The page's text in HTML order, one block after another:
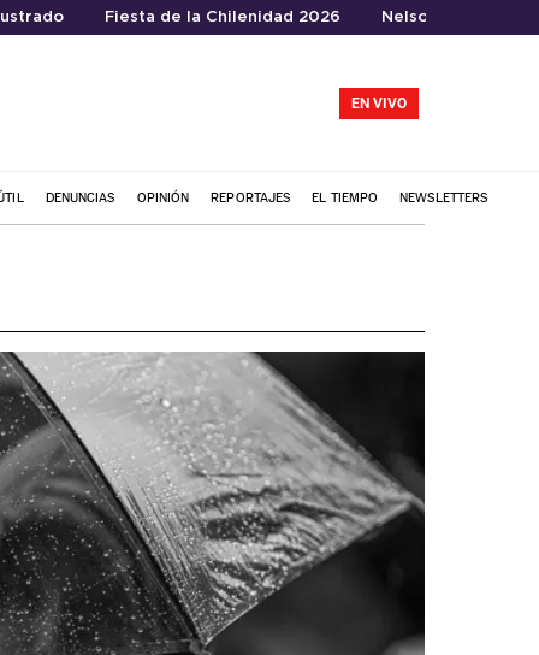
Fiesta de la Chilenidad 2026 Nelson Tapia
EN VIVO
DENUNCIAS OPINIÓN REPORTAJES EL TIEMPO NEWSLETTERS